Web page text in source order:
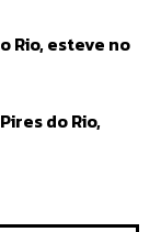
Rio, esteve no
do Rio,